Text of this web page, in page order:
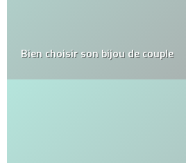
Bien choisir son bijou de couple